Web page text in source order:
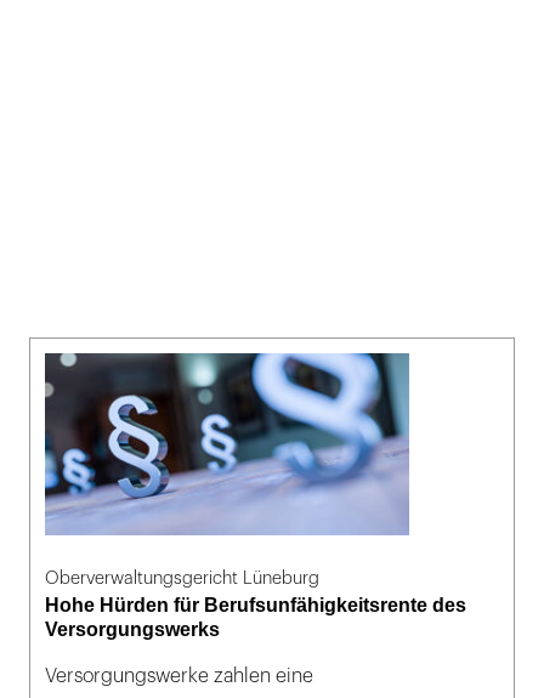
Oberverwaltungsgericht Lüneburg
Hohe Hürden für Berufsunfähigkeitsrente des
Versorgungswerks
Versorgungswerke zahlen eine